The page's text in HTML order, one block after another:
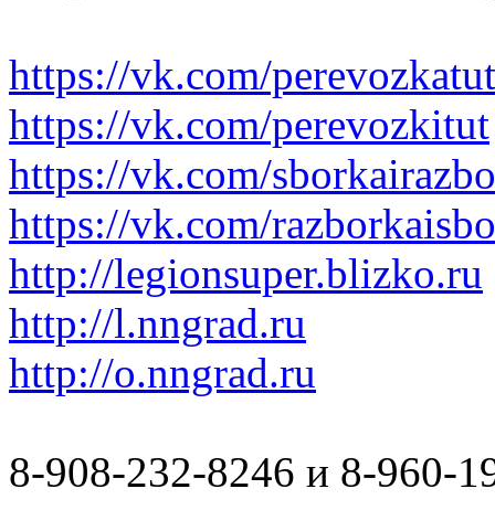
https://vk.com/perevozkatut
https://vk.com/perevozkitut
https://vk.com/
https://vk.com/
http://legionsuper.blizko.ru
http://l.nngrad.ru
http://o.nngrad.ru
8-908-232-8246 и 8-960-